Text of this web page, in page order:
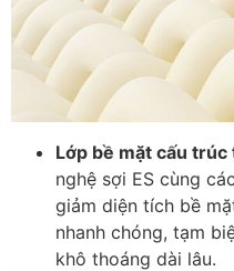
Lớp bề mặt cấu
nghệ sợi ES cùng
giảm diện tích bề
nhanh chóng, tạm
khô thoáng dài lâu.